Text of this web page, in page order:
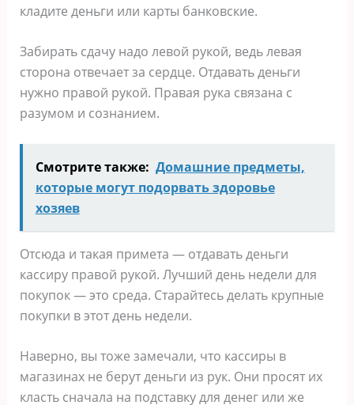
кладите деньги или карты банковские.
Забирать сдачу надо левой рукой, ведь левая
сторона отвечает за сердце. Отдавать деньги
нужно правой рукой. Правая рука связана с
разумом и сознанием.
Смотрите также: Домашние предметы,
которые могут подорвать здоровье
хозяев
Отсюда и такая примета — отдавать деньги
кассиру правой рукой. Лучший день недели для
покупок — это среда. Старайтесь делать крупные
покупки в этот день недели.
Наверно, вы тоже замечали, что кассиры в
магазинах не берут деньги из рук. Они просят их
класть сначала на подставку для денег или же